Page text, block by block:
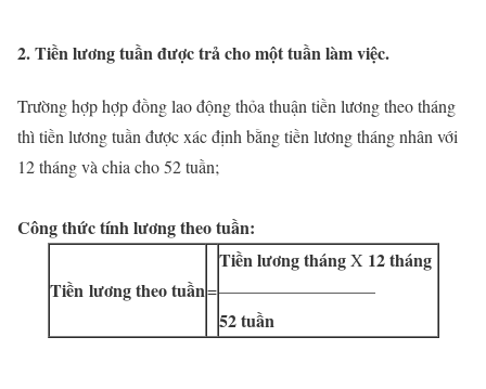
2. Tiền lương tuần được trả cho một tuần làm việc.
Trường hợp hợp đồng lao động thỏa thuận tiền lương theo tháng
thì tiền lương tuần được xác định bằng tiền lương tháng nhân với
12 tháng và chia cho 52 tuần;
Công thức tính lương theo tuần:
Tiền lương theo tuần=
Tiền lương thángX 12 tháng
—————————
52 tuần